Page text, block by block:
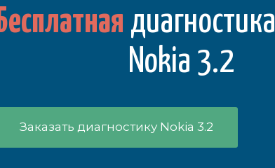
Бесплатная диагностика
Nokia 3.2
Заказать диагностику Nokia 3.2